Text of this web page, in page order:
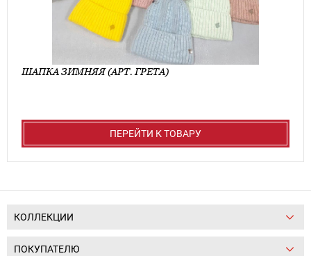
ШАПКА ЗИМНЯЯ (АРТ. ГРЕТА)
ПЕРЕЙТИ К ТОВАРУ
КОЛЛЕКЦИИ
ПОКУПАТЕЛЮ